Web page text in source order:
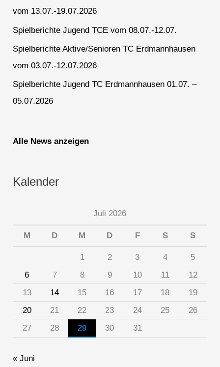
vom 13.07.-19.07.2026
Spielberichte Jugend TCE vom 08.07.-12.07.
Spielberichte Aktive/Senioren TC Erdmannhausen
vom 03.07.-12.07.2026
Spielberichte Jugend TC Erdmannhausen 01.07. –
05.07.2026
Alle News anzeigen
Kalender
Juli 2026
M D M D F S S
1 2 3 4
5
6
7 8 9 10 11
12
13
14 15 16 17 18
19
20
21 22 23 24 25
26
27
28 29 30 31
« Juni